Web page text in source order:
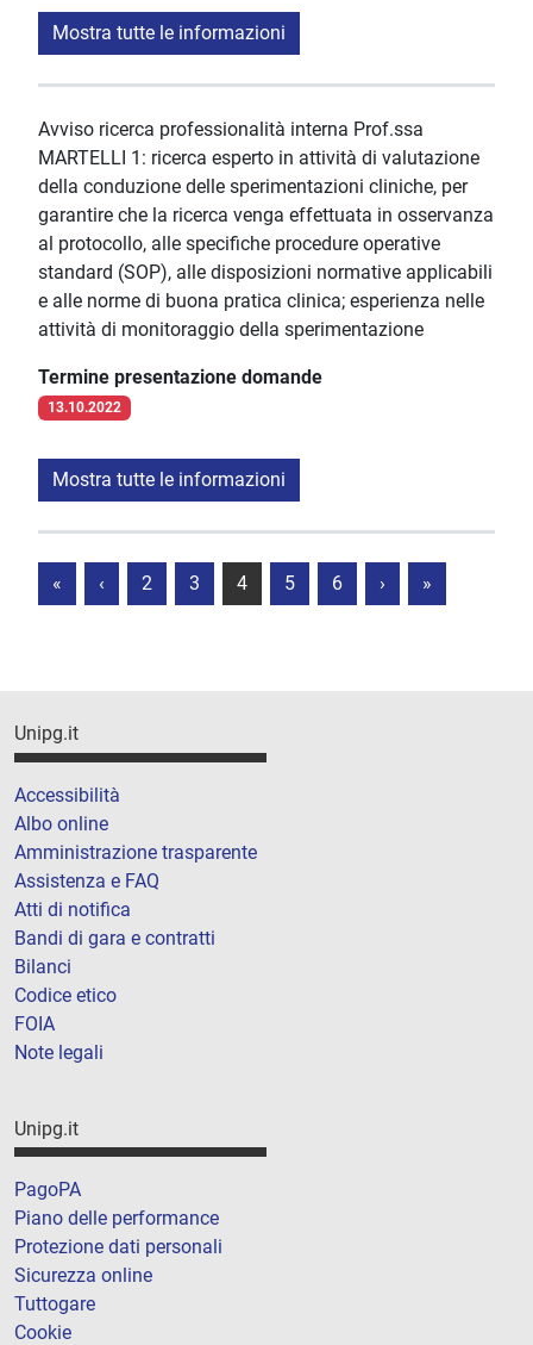
Mostra tutte le informazioni
Avviso ricerca professionalità interna Prof.ssa
MARTELLI 1: ricerca esperto in attività di valutazione
della conduzione delle sperimentazioni cliniche, per
garantire che la ricerca venga effettuata in osservanza
al protocollo, alle specifiche procedure operative
standard (SOP), alle disposizioni normative applicabili
e alle norme di buona pratica clinica; esperienza nelle
attività di monitoraggio della sperimentazione
Termine presentazione domande
13.10.2022
Mostra tutte le informazioni
« ‹ 2 3 4 5 6 › »
Unipg.it
Accessibilità
Albo online
Amministrazione trasparente
Assistenza e FAQ
Atti di notifica
Bandi di gara e contratti
Bilanci
Codice etico
FOIA
Note legali
Unipg.it
PagoPA
Piano delle performance
Protezione dati personali
Sicurezza online
Tuttogare
Cookie